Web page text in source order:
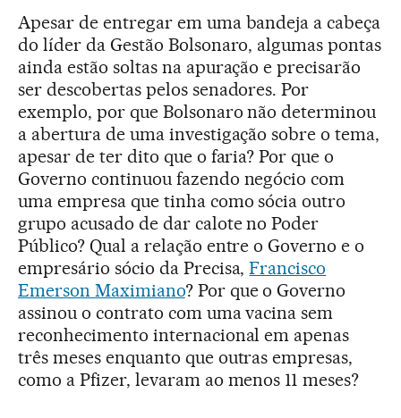
Apesar de entregar em uma bandeja a cabeça
do líder da Gestão Bolsonaro, algumas pontas
ainda estão soltas na apuração e precisarão
ser descobertas pelos senadores. Por
exemplo, por que Bolsonaro não determinou
a abertura de uma investigação sobre o tema,
apesar de ter dito que o faria? Por que o
Governo continuou fazendo negócio com
uma empresa que tinha como sócia outro
grupo acusado de dar calote no Poder
Público? Qual a relação entre o Governo e o
empresário sócio da Precisa,Francisco
Emerson Maximiano? Por que o Governo
assinou o contrato com uma vacina sem
reconhecimento internacional em apenas
três meses enquanto que outras empresas,
como a Pfizer, levaram ao menos 11 meses?